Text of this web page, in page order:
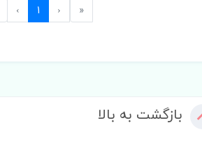
«
First
‹
Previous
1
›
بازگشت به بالا